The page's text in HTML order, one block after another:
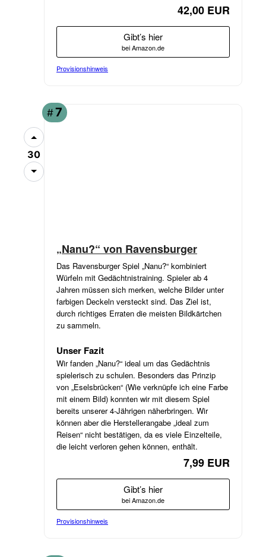
42,00 EUR
Gibt’s hier
bei Amazon.de
Provisionshinweis
#7
30
„Nanu?“ von Ravensburger
Das Ravensburger Spiel „Nanu?“ kombiniert
Würfeln mit Gedächtnistraining. Spieler ab 4
Jahren müssen sich merken, welche Bilder unter
farbigen Deckeln versteckt sind. Das Ziel ist,
durch richtiges Erraten die meisten Bildkärtchen
zu sammeln.
Unser Fazit
Wir fanden „Nanu?“ ideal um das Gedächtnis
spielerisch zu schulen. Besonders das Prinzip
von „Eselsbrücken“ (Wie verknüpfe ich eine Farbe
mit einem Bild) konnten wir mit diesem Spiel
bereits unserer 4-Jährigen näherbringen. Wir
können aber die Herstellerangabe „ideal zum
Reisen“ nicht bestätigen, da es viele Einzelteile,
die leicht verloren gehen können, enthält.
7,99 EUR
Gibt’s hier
bei Amazon.de
Provisionshinweis